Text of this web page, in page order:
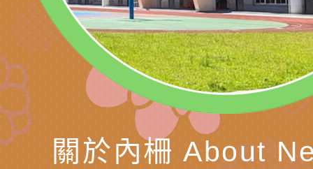
理「普特協作—課程
知能工作坊」
「115年適應運動經
題交流工作坊」活動
轉知教育部國教署生
業發展中心（國立羅
學）辦理「115年度
題融入教學－國民中
（教材）推薦實施計
檢送桃園市政府LED
字稿及LCD託播圖片
檢送桃園市政府LED
字稿及LCD託播影（
國家發展委員會檔案
理本(115)年「春遊
檢送桃園市政府家庭
關於內柵 About